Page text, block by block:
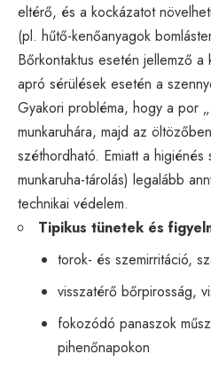
eltérő, és a kockázatot
(pl. hűtő-kenőanyagok
Bőrkontaktus esetén jellemző a
apró sérülések esetén a
Gyakori probléma, hogy a por
munkaruhára, majd az
széthordható. Emiatt a
munkaruha-tárolás) legalább
technikai védelem.
Tipikus tünetek és
torok- és szemirritáció,
visszatérő bőrpirosság,
fokozódó panaszok
pihenőnapokon